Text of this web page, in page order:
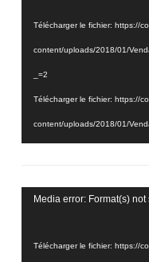
Télécharger le fichier: https://
content/uploads/2018/01/
_=2
Télécharger le fichier: https://
content/uploads/2018/01/
Lecteur
Media error: Format(s)
Télécharger le fichier: https://